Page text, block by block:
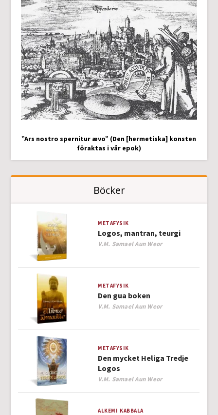
”Ars nostro spernitur ævo” (Den [hermetiska] konsten
föraktas i vår epok)
Böcker
METAFYSIK
Logos, mantran, teurgi
Author
V.M. Samael Aun Weor
METAFYSIK
Den gua boken
Author
V.M. Samael Aun Weor
METAFYSIK
Den mycket Heliga Tredje
Logos
Author
V.M. Samael Aun Weor
ALKEMI KABBALA